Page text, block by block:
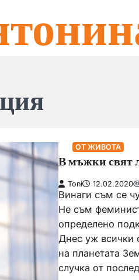
ОТ ЖИВОТА
В мъжки свят
Toni 12.02.2020
Винаги съм се
Не съм
определено
Днес уж всички
на планетата
случка от